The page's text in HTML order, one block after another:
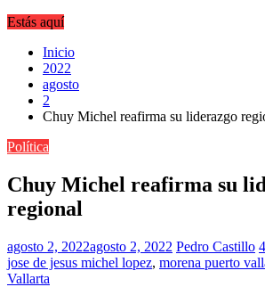
Estás aquí
Inicio
2022
agosto
2
Chuy Michel reafirma su liderazgo
Política
Chuy Michel reafirma su
regional
agosto 2, 2022agosto 2, 2022 Pedro Castillo
jose de jesus michel lopez, morena puerto
Vallarta